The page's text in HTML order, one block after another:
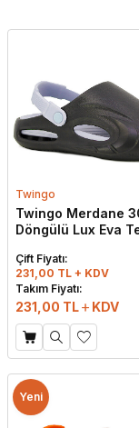
Twingo
Twingo Merdane
Döngülü Lux Eva
Çift Fiyatı:
231,00 TL + KDV
Takım Fiyatı:
231,00 TL KDV
Yeni